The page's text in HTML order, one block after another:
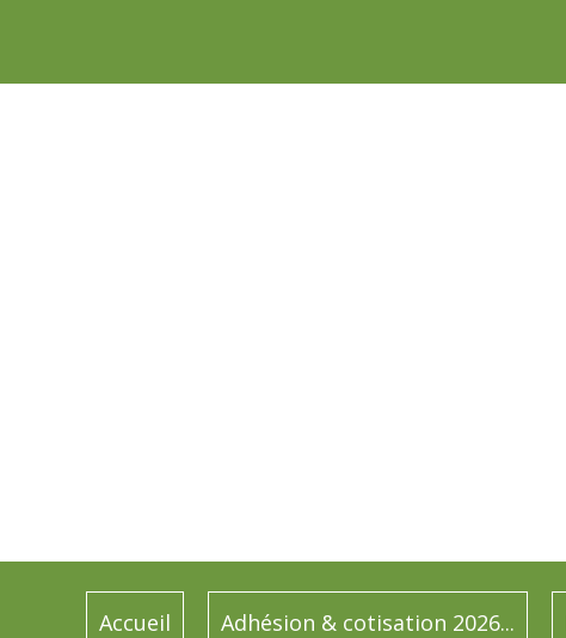
Accueil Adhésion & cotisation 2026...